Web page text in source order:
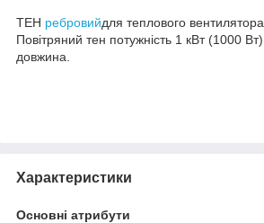
ТЕН ребровийдля теплового вентилятора
Повітряний тен потужність 1 кВт (1000
довжина.
Характеристики
Основні атрибути